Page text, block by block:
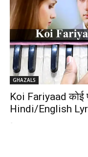
GHAZALS
Koi Fariyaad कोई
Hindi/English
-